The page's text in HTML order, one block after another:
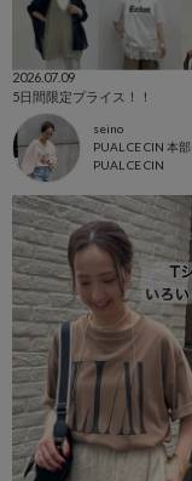
2026.07.09
5日間限定プライス！！
seino
PUAL CE CIN 本部
PUAL CE CIN